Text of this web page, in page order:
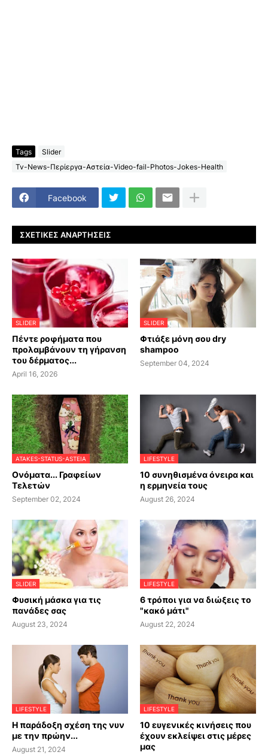
Tags
Slider
Tv-News-Περίεργα-Αστεία-Video-fail-Photos-Jokes-Health
Facebook
ΣΧΕΤΙΚΈΣ ΑΝΑΡΤΉΣΕΙΣ
SLIDER
Πέντε ροφήματα που
προλαμβάνουν τη γήρανση
του δέρματος...
April 16, 2026
SLIDER
Φτιάξε μόνη σου dry
shampoo
September 04, 2024
ATAKES-STATUS-ASTEIA
Ονόματα... Γραφείων
Τελετών
September 02, 2024
LIFESTYLE
10 συνηθισμένα όνειρα και
η ερμηνεία τους
August 26, 2024
SLIDER
Φυσική μάσκα για τις
πανάδες σας
August 23, 2024
LIFESTYLE
6 τρόποι για να διώξεις το
"κακό μάτι"
August 22, 2024
LIFESTYLE
Η παράδοξη σχέση της νυν
με την πρώην...
August 21, 2024
LIFESTYLE
10 ευγενικές κινήσεις που
έχουν εκλείψει στις μέρες
μας